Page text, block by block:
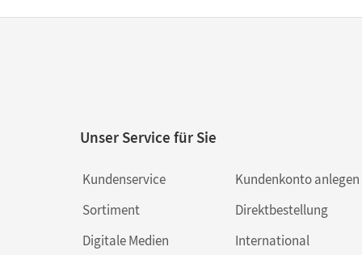
Unser Service für Sie
Kundenservice
Sortiment
Digitale Medien
Kundenkonto anlegen
Direktbestellung
International